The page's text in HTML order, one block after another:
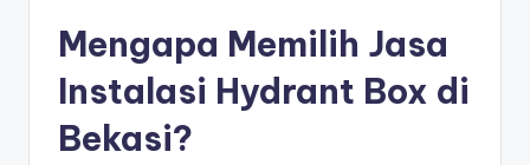
Mengapa Memilih Jasa
Instalasi Hydrant Box di
Bekasi?